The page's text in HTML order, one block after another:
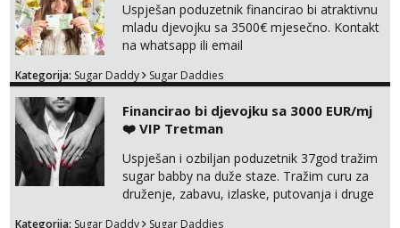
Uspješan poduzetnik financirao bi atraktivnu
mladu djevojku sa 3500€ mjesečno. Kontakt
na whatsapp ili email
Kategorija: Sugar Daddy Sugar Daddies
Financirao bi djevojku sa 3000 EUR/mj
❤️ VIP Tretman
Uspješan i ozbiljan poduzetnik 37god tražim
sugar babby na duže staze. Tražim curu za
druženje, zabavu, izlaske, putovanja i druge
Kategorija: Sugar Daddy Sugar Daddies